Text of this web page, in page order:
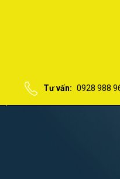
Tư vấn: 0928 988